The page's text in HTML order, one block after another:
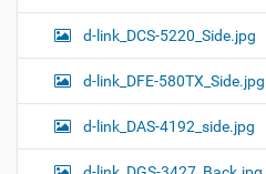
d-link_DCS-5220_Side.jpg
d-link_DFE-580TX_Side.jpg
d-link_DAS-4192_side.jpg